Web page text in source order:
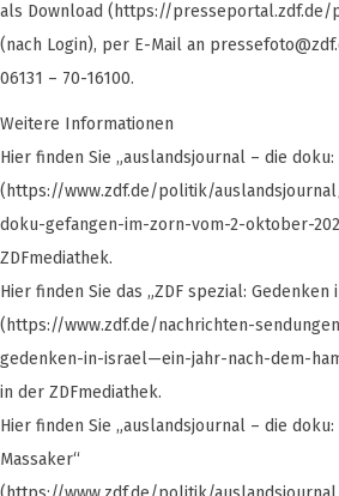
als Download (https://presseportal.zdf.de/
(nach Login), per E-Mail an
06131 – 70-16100.
Weitere Informationen
Hier finden Sie „auslandsjournal – die doku:
(https://www.zdf.de/politik/
doku-gefangen-im-zorn-vom-2-oktober-
ZDFmediathek.
Hier finden Sie das „ZDF spezial: Gedenken
(https://www.zdf.de/nachrichten-
gedenken-in-israel—ein-jahr-nach-dem-
in der ZDFmediathek.
Hier finden Sie „auslandsjournal – die doku:
Massaker“